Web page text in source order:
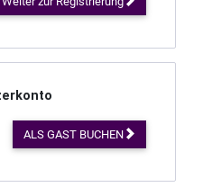
ALS GAST BUCHEN